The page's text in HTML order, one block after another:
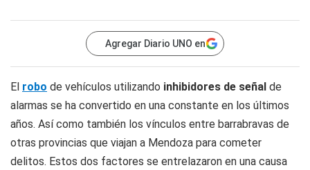
Agregar Diario UNO en
El robo de vehículos utilizando inhibidores de señal de
alarmas se ha convertido en una constante en los últimos
años. Así como también los vínculos entre barrabravas de
otras provincias que viajan a Mendoza para cometer
delitos. Estos dos factores se entrelazaron en una causa